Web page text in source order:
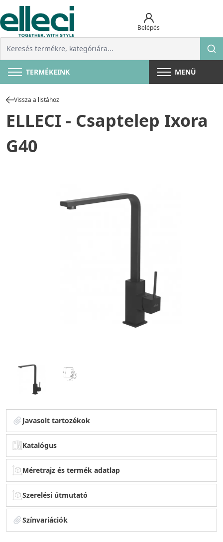
Belépés
TERMÉKEINK MENÜ
Vissza a listához
ELLECI - Csaptelep Ixora
G40
Javasolt tartozékok
Katalógus
Méretrajz és termék adatlap
Szerelési útmutató
Színvariációk